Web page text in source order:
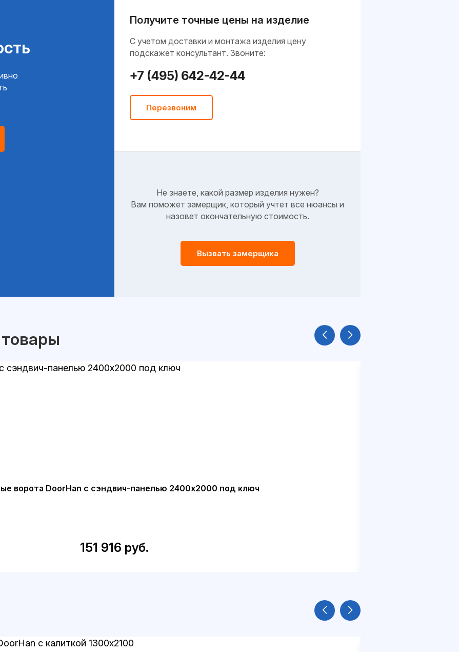
Получите точные цены на изделие
C учетом доставки и монтажа изделия цену
подскажет консультант. Звоните:
+7 (495) 642-42-44
Перезвоним
Не знаете, какой размер изделия нужен?
Вам поможет замерщик, который учтет все нюансы и
назовет окончательную стоимость.
Вызвать замерщика
ворота DoorHan с сэндвич-панелью 2400x2000 под ключ
151 916 руб.